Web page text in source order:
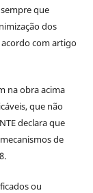
que
dos
acordo com artigo
na obra acima
que não
declara que
de
ou